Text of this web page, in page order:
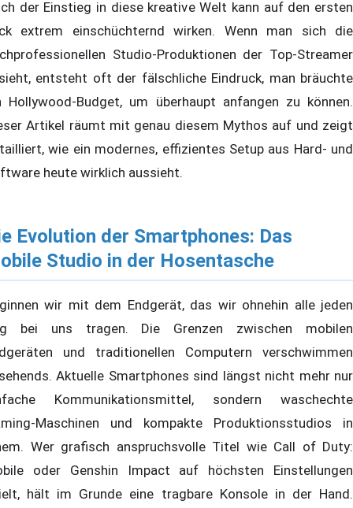
der Einstieg in diese kreative Welt kann auf den ersten
extrem einschüchternd wirken. Wenn man sich die
Studio-Produktionen der Top-Streamer
entsteht oft der fälschliche Eindruck, man bräuchte
Hollywood-Budget, um überhaupt anfangen zu können.
Artikel räumt mit genau diesem Mythos auf und zeigt
wie ein modernes, effizientes Setup aus Hard- und
heute wirklich aussieht.
Evolution der Smartphones: Das
Studio in der Hosentasche
wir mit dem Endgerät, das wir ohnehin alle jeden
bei uns tragen. Die Grenzen zwischen mobilen
und traditionellen Computern verschwimmen
Aktuelle Smartphones sind längst nicht mehr nur
Kommunikationsmittel, sondern waschechte
Maschinen und kompakte Produktionsstudios in
Wer grafisch anspruchsvolle Titel wie Call of Duty:
oder Genshin Impact auf höchsten Einstellungen
hält im Grunde eine tragbare Konsole in der Hand.